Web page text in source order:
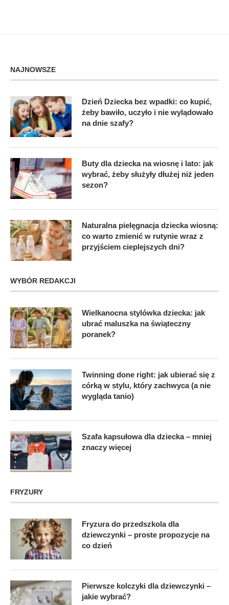
NAJNOWSZE
Dzień Dziecka bez wpadki: co kupić,
żeby bawiło, uczyło i nie wylądowało
na dnie szafy?
Buty dla dziecka na wiosnę i lato: jak
wybrać, żeby służyły dłużej niż jeden
sezon?
Naturalna pielęgnacja dziecka wiosną:
co warto zmienić w rutynie wraz z
przyjściem cieplejszych dni?
WYBÓR REDAKCJI
Wielkanocna stylówka dziecka: jak
ubrać maluszka na świąteczny
poranek?
Twinning done right: jak ubierać się z
córką w stylu, który zachwyca (a nie
wygląda tanio)
Szafa kapsułowa dla dziecka – mniej
znaczy więcej
FRYZURY
Fryzura do przedszkola dla
dziewczynki – proste propozycje na
co dzień
Pierwsze kolczyki dla dziewczynki –
jakie wybrać?